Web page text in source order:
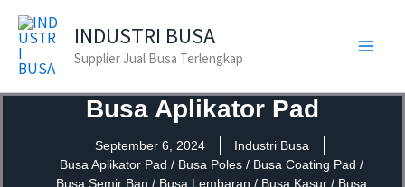
Lewati
konten
INDUSTRI BUSA
Supplier Jual Busa Terlengkap
Busa Aplikator Pad
September 6, 2024
Industri Busa
Busa Aplikator Pad / Busa Poles / Busa Coating Pad /
Busa Semir Ban / Busa Lembaran / Busa Kasur / Busa